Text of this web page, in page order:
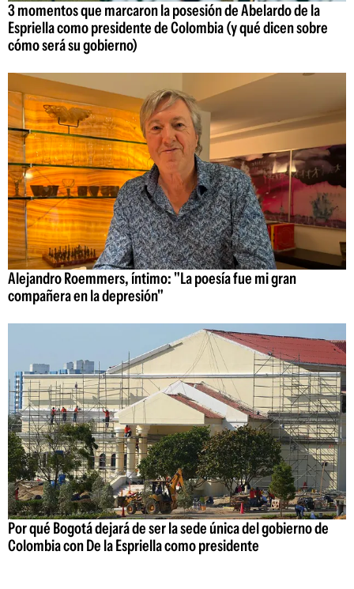
3 momentos que marcaron la posesión de Abelardo de la
Espriella como presidente de Colombia (y qué dicen sobre
cómo será su gobierno)
Alejandro Roemmers, íntimo: "La poesía fue mi gran
compañera en la depresión"
Por qué Bogotá dejará de ser la sede única del gobierno de
Colombia con De la Espriella como presidente